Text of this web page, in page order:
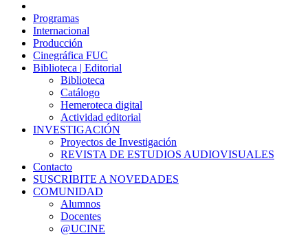
Programas
Internacional
Producción
Cinegráfica FUC
Biblioteca | Editorial
Biblioteca
Catálogo
Hemeroteca digital
Actividad editorial
INVESTIGACIÓN
Proyectos de Investigación
REVISTA DE ESTUDIOS AUDIOVISUALES
Contacto
SUSCRIBITE A NOVEDADES
COMUNIDAD
Alumnos
Docentes
@UCINE